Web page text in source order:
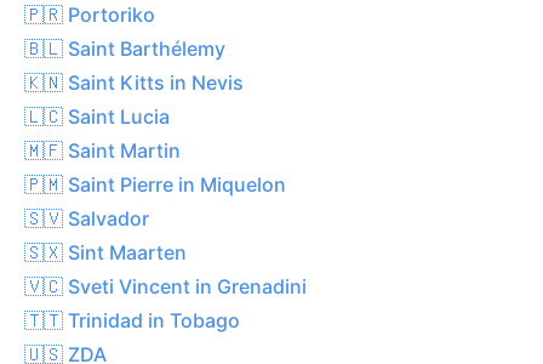
🇵🇷 Portoriko
🇧🇱 Saint Barthélemy
🇰🇳 Saint Kitts in Nevis
🇱🇨 Saint Lucia
🇲🇫 Saint Martin
🇵🇲 Saint Pierre in Miquelon
🇸🇻 Salvador
🇸🇽 Sint Maarten
🇻🇨 Sveti Vincent in Grenadini
🇹🇹 Trinidad in Tobago
🇺🇸 ZDA